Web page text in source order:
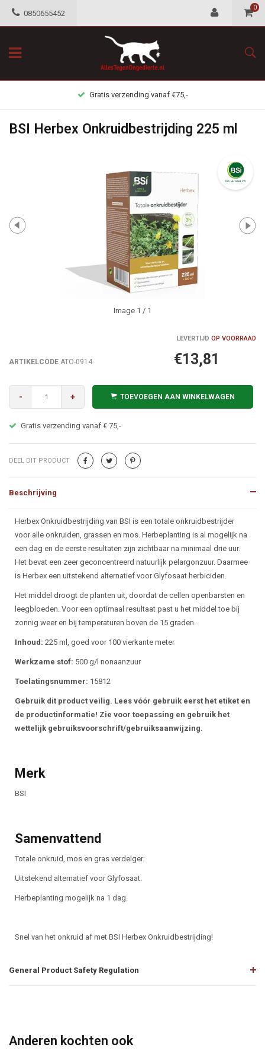
0850655452
0
Gratis retour mogelijkheid
BSI Herbex Onkruidbestrijding 225 ml
Image 1 / 1
LEVERTIJD OP VOORRAAD
ARTIKELCODE ATO-0914 €13,81
- + TOEVOEGEN AAN WINKELWAGEN
Alles op voorraad? Voor 22:00 uur besteld = Morgen in
DEEL DIT PRODUCT
Beschrijving
Beschrijving
Herbex Onkruidbestrijding van BSI is een totale onkruidbestrijder
voor alle onkruiden, grassen en mos. Herbeplanting is al mogelijk na
een dag en de eerste resultaten zijn zichtbaar na minimaal drie uur.
Het bevat een zeer geconcentreerd natuurlijk pelargonzuur. Daarmee
is Herbex een uitstekend alternatief voor Glyfosaat herbiciden.
Het middel droogt de planten uit, doordat de cellen openbarsten en
leegbloeden. Voor een optimaal resultaat past u het middel toe bij
zonnig weer en bij temperaturen boven de 15 graden.
Inhoud: 225 ml, goed voor 100 vierkante meter
Werkzame stof: 500 g/l nonaanzuur
Toelatingsnummer: 15812
Gebruik dit product veilig. Lees vóór gebruik eerst het etiket en
de productinformatie! Zie voor toepassing en gebruik het
wettelijk gebruiksvoorschrift/gebruiksaanwijzing.
Merk
BSI
Samenvattend
Totale onkruid, mos en gras verdelger.
Uitstekend alternatief voor Glyfosaat.
Herbeplanting mogelijk na 1 dag.
Snel van het onkruid af met BSI Herbex Onkruidbestrijding!
General Product Safety Regulation
Anderen kochten ook